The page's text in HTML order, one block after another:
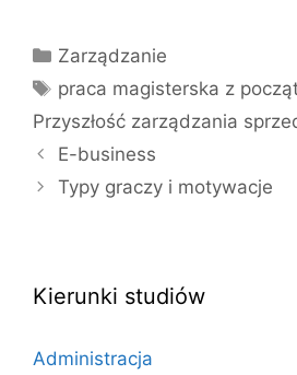
Kategorie
Zarządzanie
Tagi
praca magisterska z
Przyszłość zarządzania
E-business
Typy graczy i motywacje
Kierunki studiów
Administracja